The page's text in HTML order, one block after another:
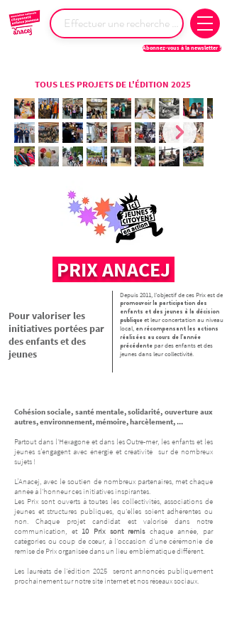
Abonnez-vous à la newsletter !
TOUS LES PROJETS DE L'ÉDITION 2025
PRIX ANACEJ
Pour valoriser les
initiatives portées par
des enfants et des
jeunes
Depuis 2011, l’objectif de ces Prix est de
promouvoir la participation des
enfants et des jeunes à la décision
publiqueet leur concertation au niveau
local, en récompensant les actions
réalisées au cours de l’année
précédentepar des enfants et des
jeunes dans leur collectivité.
Cohésion sociale, santé mentale, solidarité, ouverture aux
autres, environnement, mémoire, harcèlement, ...
Partout dans l'Hexagone et dans les Outre-mer, les enfants et les
jeunes s’engagent avec énergie et créativité sur de nombreux
sujets !
L’Anacej, avec le soutien de nombreux partenaires, met chaque
année à l'honneur ces initiatives inspirantes.
Les Prix sont ouverts à toutes les collectivités, associations de
jeunes et structures publiques, qu'elles soient adhérentes ou
non. Chaque projet candidat est valorisé dans notre
communication, et 10 Prix sont remischaque année, par
catégories ou coup de cœur, à l'occasion d'une cérémonie de
remise de Prix organisée dans un lieu emblématique différent.
Les lauréats de l'édition 2025 seront annoncés publiquement
prochainement sur notre site internet et nos réseaux sociaux.